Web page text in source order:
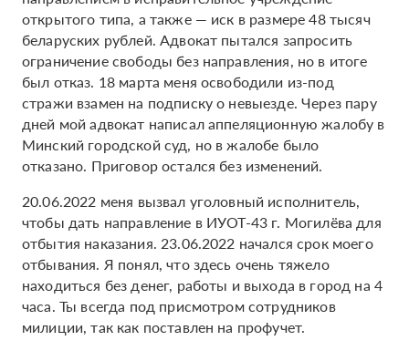
открытого типа, а также — иск в размере 48 тысяч
беларуских рублей. Адвокат пытался запросить
ограничение свободы без направления, но в итоге
был отказ. 18 марта меня освободили из-под
стражи взамен на подписку о невыезде. Через пару
дней мой адвокат написал аппеляционную жалобу в
Минский городской суд, но в жалобе было
отказано. Приговор остался без изменений.
20.06.2022 меня вызвал уголовный исполнитель,
чтобы дать направление в ИУОТ-43 г. Могилёва для
отбытия наказания. 23.06.2022 начался срок моего
отбывания. Я понял, что здесь очень тяжело
находиться без денег, работы и выхода в город на 4
часа. Ты всегда под присмотром сотрудников
милиции, так как поставлен на профучет.